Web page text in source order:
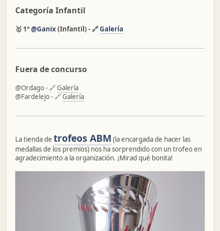
Categoría Infantil
🥇 1º@Ganix(Infantil) - 🔗Galería
Fuera de concurso
@Ordago - 🔗Galería
@Fardelejo - 🔗Galería
La tienda de trofeos ABM (la encargada de hacer las
medallas de los premios) nos ha sorprendido con un trofeo en
agradecimiento a la organización. ¡Mirad qué bonita!